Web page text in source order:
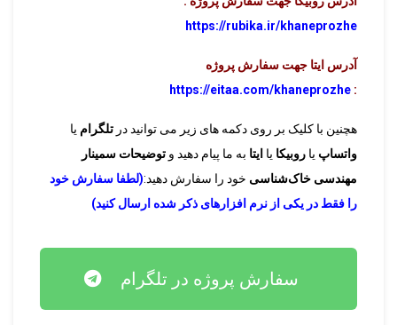
https://rubika.ir/khaneprozhe
آدرس ایتا جهت سفارش پروژه
:
https://eitaa.com/khaneprozhe
هچنین با کلیک بر روی دکمه های زیر می توانید در تلگرام یا
واتساپ یا روبیکا یا ایتا به ما پیام دهید و توضیحات سمینار
مهندسی خاک‌شناسی خود را سفارش دهید:(لطفا سفارش خود
را فقط در یکی از نرم افزارهای ذکر شده ارسال کنید)
سفارش پروژه در تلگرام